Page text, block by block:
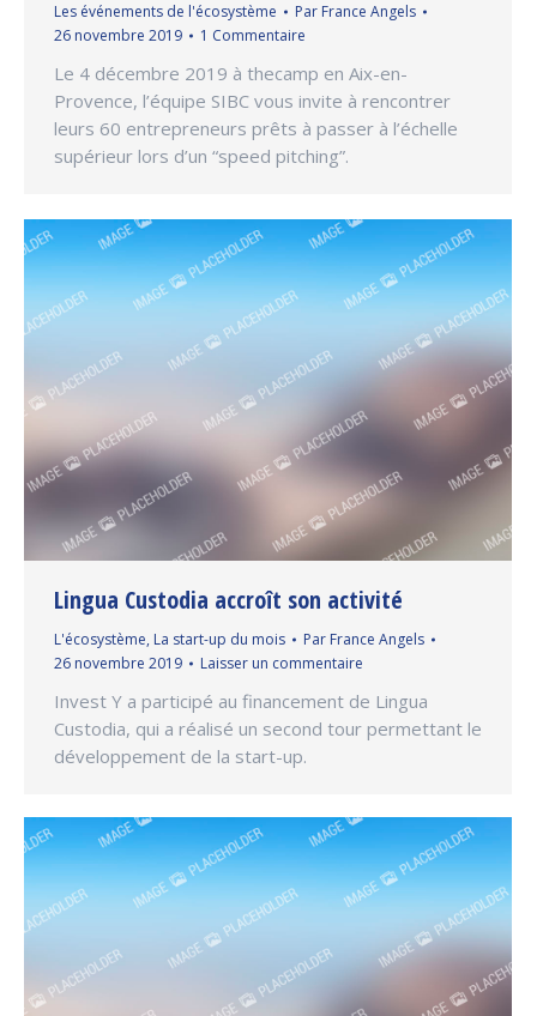
Les événements de l'écosystème Par France Angels
26 novembre 2019
1 Commentaire
Le 4 décembre 2019 à thecamp en Aix-en-
Provence, l’équipe SIBC vous invite à rencontrer
leurs 60 entrepreneurs prêts à passer à l’échelle
supérieur lors d’un “speed pitching”.
Lingua Custodia accroît son activité
L'écosystème, La start-up du mois Par France Angels
26 novembre 2019
Laisser un commentaire
Invest Y a participé au financement de Lingua
Custodia, qui a réalisé un second tour permettant le
développement de la start-up.